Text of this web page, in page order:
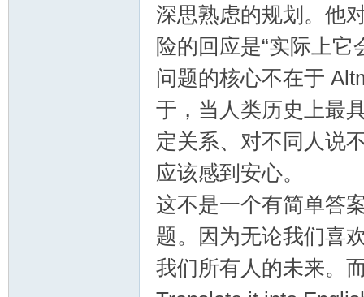
深思熟虑的规划。他
险的回应是“实际上它
问题的核心不在于
于，当人类历史上最
定关系、对不同人说
应该感到安心。
这不是一个有简单答
题。因为无论我们喜
我们所有人的未来。